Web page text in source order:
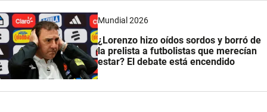
Mundial 2026
¿Lorenzo hizo oídos sordos y borró de
la prelista a futbolistas que merecían
estar? El debate está encendido